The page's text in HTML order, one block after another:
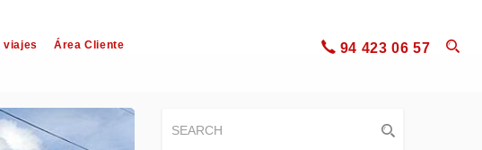
viajes Área Cliente 94 423 06 57